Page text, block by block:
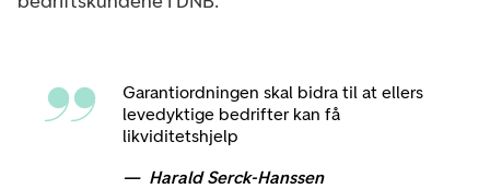
Garantiordningen skal bidra til at ellers
levedyktige bedrifter kan få
likviditetshjelp
Harald Serck-Hanssen